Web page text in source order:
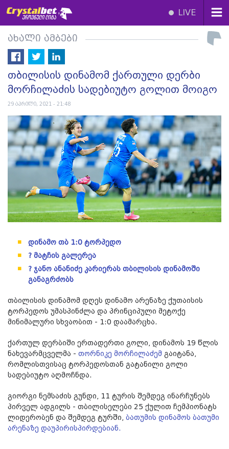
LIVE
ახალი ამბები
თბილისის დინამომ ქართული დერბი
მორჩილაძის სადებიუტო გოლით მოიგო
29 აპრილი, 2021 - 21:48
დინამო თბ 1:0 ტორპედო
? მატჩის გალერეა
? ჯანო ანანიძე კარიერას თბილისის დინამოში
განაგრძობს
თბილისის დინამომ დღეს დინამო არენაზე ქუთაისის
ტორპედოს უმასპინძლა და პრინციპული მეტოქე
მინიმალური სხვაობით - 1:0 დაამარცხა.
ქართულ დერბიში ერთადერთი გოლი, დინამოს 19 წლის
ნახევარმცველმა - თორნიკე მორჩილაძემ გაიტანა,
რომლისთვისაც ტორპედოსთან გატანილი გოლი
სადებიუტო აღმოჩნდა.
გიორგი ნემსაძის გუნდი, 11 ტურის შემდეგ ინარჩუნებს
პირველ ადგილს - თბილისელები 25 ქულით ჩემპიონატს
ლიდერობენ და შემდეგ ტურში, ბათუმის დინამოს ბათუმი
არენაზე დაუპირისპირდებიან.